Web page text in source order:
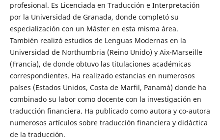
profesional. Es Licenciada en Traducción e Interpretación
por la Universidad de Granada, donde completó su
especialización con un Máster en esta misma área.
También realizó estudios de Lenguas Modernas en la
Universidad de Northumbria (Reino Unido) y Aix-Marseille
(Francia), de donde obtuvo las titulaciones académicas
correspondientes. Ha realizado estancias en numerosos
países (Estados Unidos, Costa de Marfil, Panamá) donde ha
combinado su labor como docente con la investigación en
traducción financiera. Ha publicado como autora y co-autora
numerosos artículos sobre traducción financiera y didáctica
de la traducción.